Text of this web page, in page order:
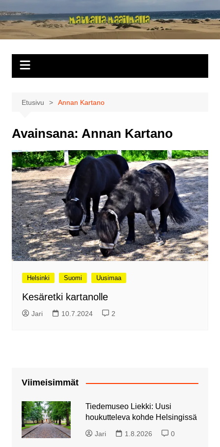
sisältöön
Matkalla
maailmalla
Etusivu Annan Kartano
Avainsana: Annan Kartano
Helsinki Suomi Uusimaa
Kesäretki kartanolle
Jari 10.7.2024 2
Viimeisimmät
Tiedemuseo Liekki: Uusi
houkutteleva kohde Helsingissä
Jari 1.8.2026 0